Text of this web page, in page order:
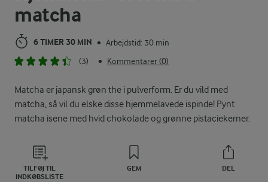
matcha
6 TIMER 30 MIN • Arbejdstid: 30 min
(3)
• Kommentarer (0)
Matcha er japansk grøn the i pulverform. Er du vild med
matcha, så vil du elske disse hjemmelavede ispinde! Pynt
matcha isene med hvid chokolade og grønne pistaciekerner.
TILFØJ TIL
INDKØBSLISTE
GEM DEL